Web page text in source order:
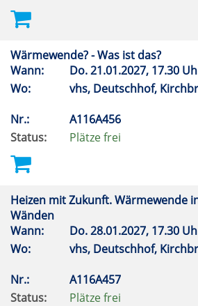
Wärmewende? - Was ist das?
Wann:
Do.21.01.2027, 17.30
Wo:
vhs, Deutschhof,
Nr.:
A116A456
Status:
Plätze frei
Heizen mit Zukunft. Wärmewende
Wänden
Wann:
Do.28.01.2027, 17.30
Wo:
vhs, Deutschhof,
Nr.:
A116A457
Status:
Plätze frei